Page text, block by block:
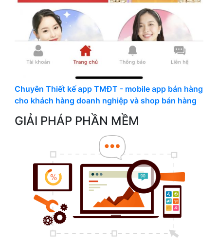
Chuyên Thiết kế app TMĐT - mobile app bán hàng
cho khách hàng doanh nghiệp và shop bán hàng
GIẢI PHÁP PHẦN MỀM